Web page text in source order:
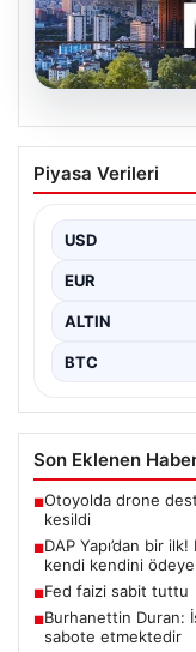
05.08.2026
DAP
güvencesi
Piyasa Verileri
USD
EUR
ALTIN
BTC
Son Eklenen
■Otoyolda drone
kesildi
■DAP Yapı’dan bir
kendi kendini
■Fed faizi sabit tuttu
■Burhanettin Duran:
sabote etmektedir